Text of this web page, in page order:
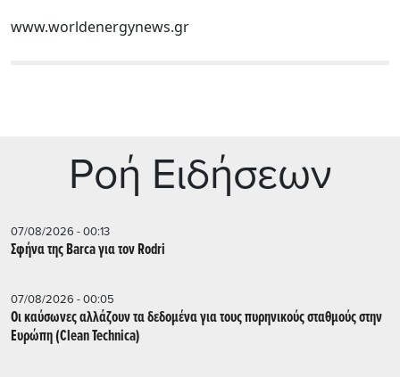
www.worldenergynews.gr
Ρoή Ειδήσεων
07/08/2026 - 00:13
Σφήνα της Barca για τον Rodri
07/08/2026 - 00:05
Οι καύσωνες αλλάζουν τα δεδομένα για τους πυρηνικούς σταθμούς στην
Ευρώπη (Clean Technica)